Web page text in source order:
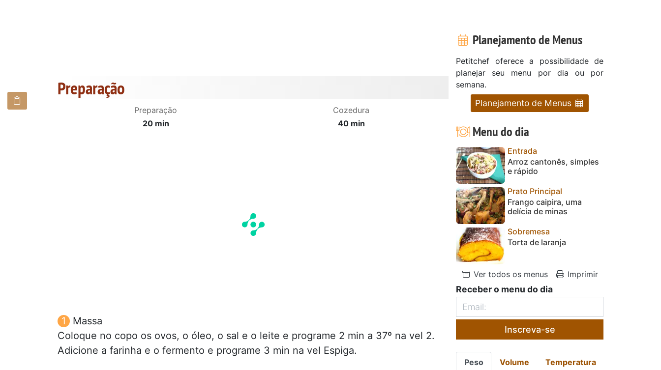
Preparação
Preparação
20 min
Cozedura
40 min
Massa
Coloque no copo os ovos, o óleo, o sal e o leite e programe 2 min a 37º na vel 2.
Adicione a farinha e o fermento e programe 3 min na vel Espiga.
Planejamento de Menus
Petitchef oferece a possibilidade de
planejar seu menu por dia ou por
semana.
Planejamento de Menus
Menu do dia
Entrada
Arroz cantonês, simples
e rápido
Prato Principal
Frango caipira, uma
delícia de minas
Sobremesa
Torta de laranja
Ver todos os menus Imprimir
Receber o menu do dia
Inscreva-se
Peso Volume Temperatura